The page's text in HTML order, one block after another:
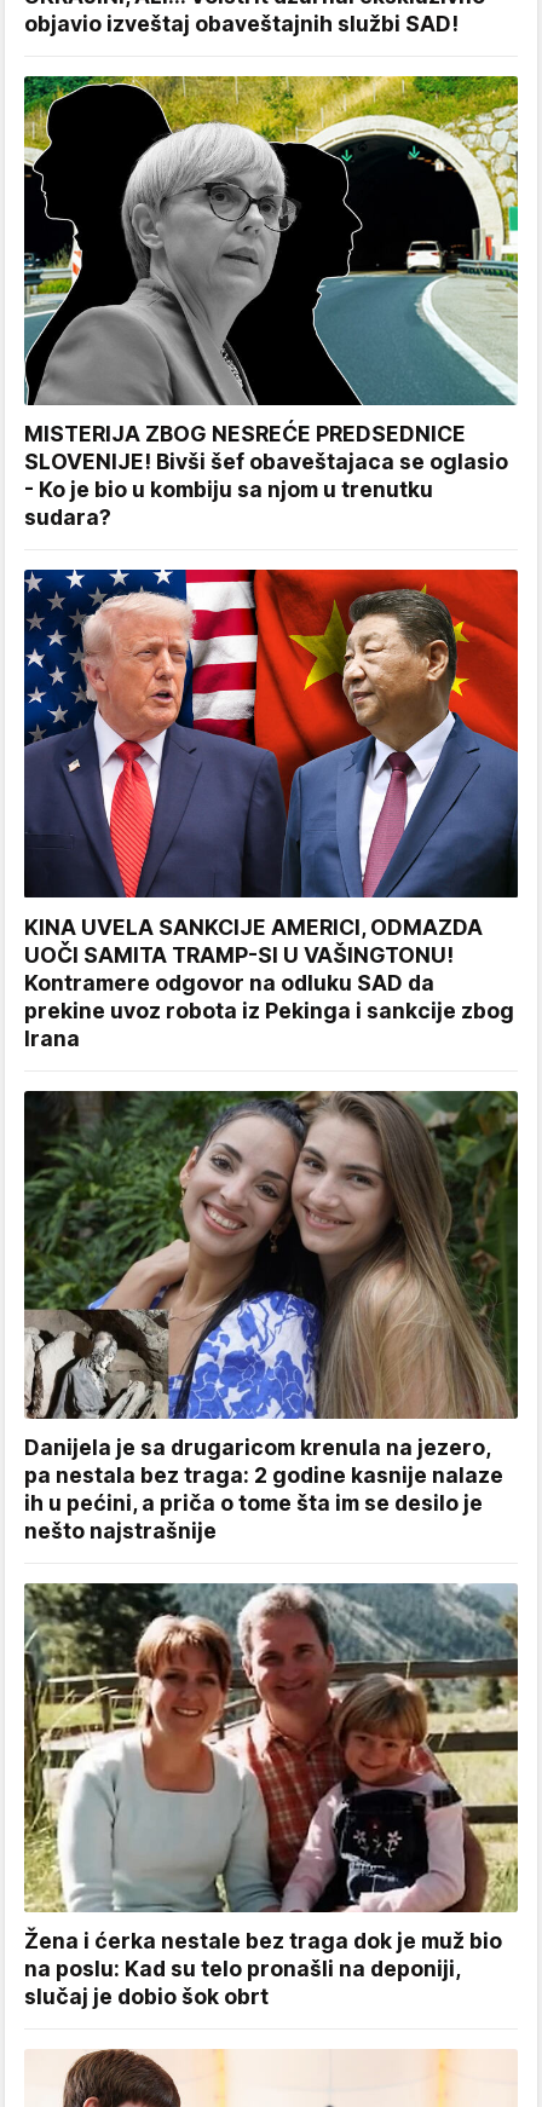
objavio izveštaj obaveštajnih službi SAD!
MISTERIJA ZBOG NESREĆE PREDSEDNICE
SLOVENIJE! Bivši šef obaveštajaca se oglasio
- Ko je bio u kombiju sa njom u trenutku
sudara?
KINA UVELA SANKCIJE AMERICI, ODMAZDA
UOČI SAMITA TRAMP-SI U VAŠINGTONU!
Kontramere odgovor na odluku SAD da
prekine uvoz robota iz Pekinga i sankcije zbog
Irana
Danijela je sa drugaricom krenula na jezero,
pa nestala bez traga: 2 godine kasnije nalaze
ih u pećini, a priča o tome šta im se desilo je
nešto najstrašnije
Žena i ćerka nestale bez traga dok je muž bio
na poslu: Kad su telo pronašli na deponiji,
slučaj je dobio šok obrt